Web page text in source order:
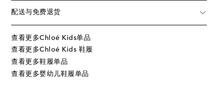
配送与免费退货
查看更多Chloé Kids单品
查看更多Chloé Kids 鞋履
查看更多鞋履单品
查看更多婴幼儿鞋履单品